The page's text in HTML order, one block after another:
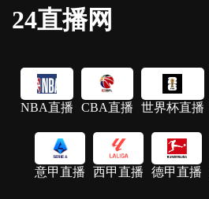
24直播网
NBA直播 CBA直播 世界杯直播
意甲直播 西甲直播 德甲直播